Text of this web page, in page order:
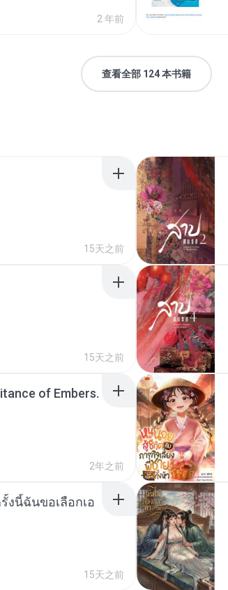
2 年前
查看全部 124 本书籍
15天之前
15天之前
of Embers.
2年之前
งนี้ฉันขอเลือกเอ
15天之前